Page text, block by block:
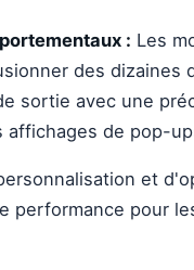
: Les
des dizaines
sortie avec une
affichages de pop-
et
performance pour